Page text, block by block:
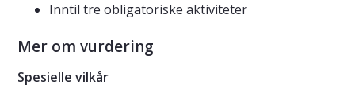
Inntil tre obligatoriske aktiviteter
Mer om vurdering
Spesielle vilkår